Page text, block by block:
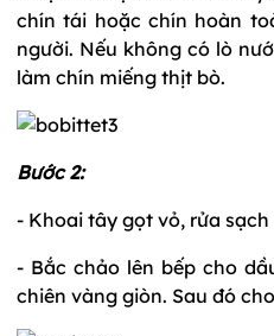
chín tái hoặc chín hoàn
người. Nếu không có lò
làm chín miếng thịt bò.
Bước 2:
- Khoai tây gọt vỏ, rửa
- Bắc chảo lên bếp cho
chiên vàng giòn. Sau đó